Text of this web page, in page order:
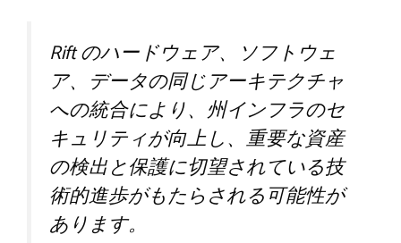
Rift のハードウェア、ソフトウェ
ア、データの同じアーキテクチャ
への統合により、州インフラのセ
キュリティが向上し、重要な資産
の検出と保護に切望されている技
術的進歩がもたらされる可能性が
あります。